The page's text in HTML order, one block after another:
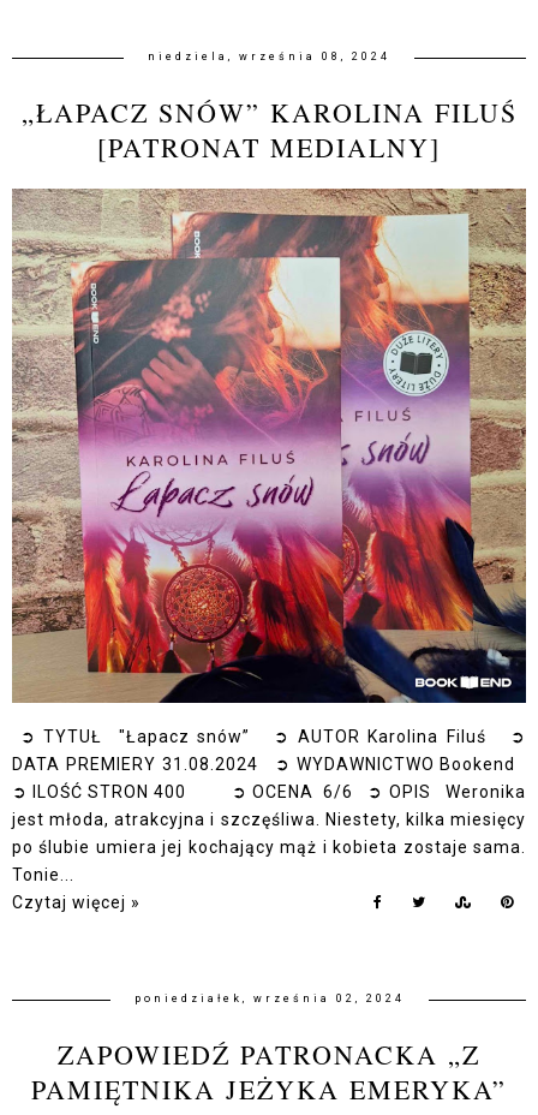
niedziela, września 08, 2024
„ŁAPACZ SNÓW” KAROLINA FILUŚ
[PATRONAT MEDIALNY]
➲ TYTUŁ "Łapacz snów” ➲ AUTOR Karolina Filuś ➲
DATA PREMIERY 31.08.2024 ➲ WYDAWNICTWO Bookend
➲ ILOŚĆ STRON 400 ➲ OCENA 6/6 ➲ OPIS Weronika
jest młoda, atrakcyjna i szczęśliwa. Niestety, kilka miesięcy
po ślubie umiera jej kochający mąż i kobieta zostaje sama.
Tonie...
Czytaj więcej »
poniedziałek, września 02, 2024
ZAPOWIEDŹ PATRONACKA „Z
PAMIĘTNIKA JEŻYKA EMERYKA”